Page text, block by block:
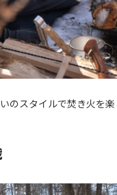
のスタイルで焚き火を楽